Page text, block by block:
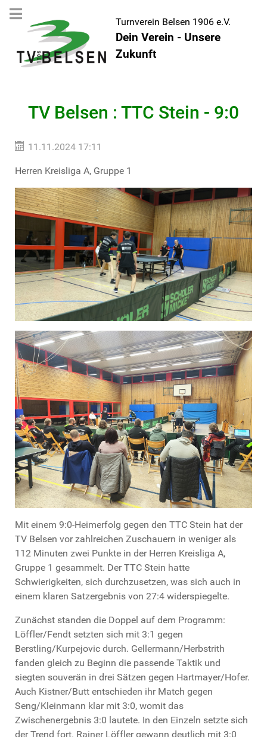
Turnverein Belsen 1906 e.V.
Dein Verein - Unsere
Zukunft
TV Belsen : TTC Stein - 9:0
11.11.2024 17:11
Herren Kreisliga A, Gruppe 1
Mit einem 9:0-Heimerfolg gegen den TTC Stein hat der
TV Belsen vor zahlreichen Zuschauern in weniger als
112 Minuten zwei Punkte in der Herren Kreisliga A,
Gruppe 1 gesammelt. Der TTC Stein hatte
Schwierigkeiten, sich durchzusetzen, was sich auch in
einem klaren Satzergebnis von 27:4 widerspiegelte.
Zunächst standen die Doppel auf dem Programm:
Löffler/Fendt setzten sich mit 3:1 gegen
Berstling/Kurpejovic durch. Gellermann/Herbstrith
fanden gleich zu Beginn die passende Taktik und
siegten souverän in drei Sätzen gegen Hartmayer/Hofer.
Auch Kistner/Butt entschieden ihr Match gegen
Seng/Kleinmann klar mit 3:0, womit das
Zwischenergebnis 3:0 lautete. In den Einzeln setzte sich
der Trend fort. Rainer Löffler gewann deutlich mit 3:0